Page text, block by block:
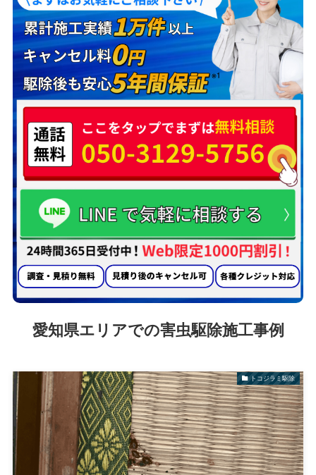
愛知県エリアでの害虫駆除施工事例
トコジラミ駆除